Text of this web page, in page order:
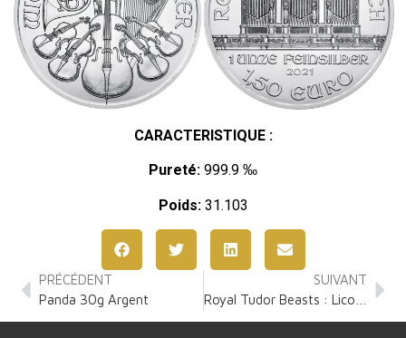
CARACTERISTIQUE :
Pureté: 999.9 ‰
Poids:31.103
PRÉCÉDENT
Panda 30g Argent
SUIVANT